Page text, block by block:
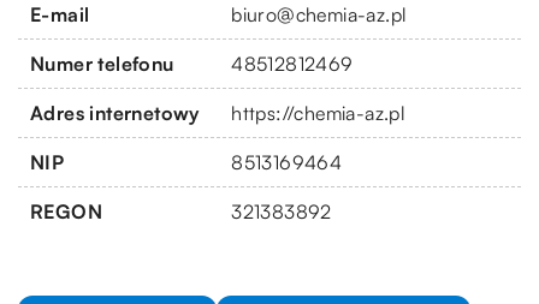
E-mail biuro@chemia-az.pl
Numer telefonu 48512812469
Adres internetowy https://chemia-az.pl
NIP 8513169464
REGON 321383892